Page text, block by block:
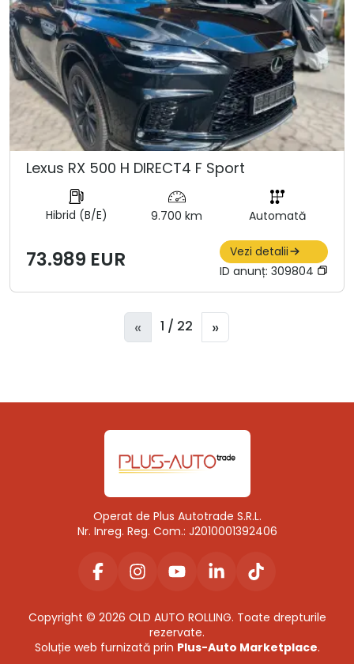
Lexus RX 500 H DIRECT4 F Sport
Hibrid (B/E) 9.700 km Automată
73.989 EUR
Vezi detalii
ID anunț: 309804
« 1 / 22 »
Operat de Plus Autotrade S.R.L.
Nr. Inreg. Reg. Com.: J2010001392406
Copyright © 2026 OLD AUTO ROLLING. Toate drepturile
rezervate.
Soluție web furnizată prin Plus-Auto Marketplace.